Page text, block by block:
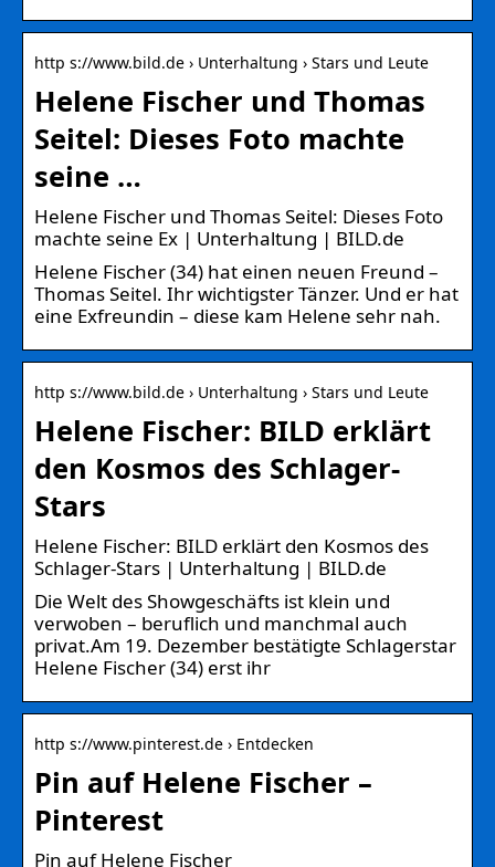
http s://www.bild.de › Unterhaltung › Stars und Leute
Helene Fischer und Thomas
Seitel: Dieses Foto machte
seine …
Helene Fischer und Thomas Seitel: Dieses Foto
machte seine Ex | Unterhaltung | BILD.de
Helene Fischer (34) hat einen neuen Freund –
Thomas Seitel. Ihr wichtigster Tänzer. Und er hat
eine Exfreundin – diese kam Helene sehr nah.
http s://www.bild.de › Unterhaltung › Stars und Leute
Helene Fischer: BILD erklärt
den Kosmos des Schlager-
Stars
Helene Fischer: BILD erklärt den Kosmos des
Schlager-Stars | Unterhaltung | BILD.de
Die Welt des Showgeschäfts ist klein und
verwoben – beruflich und manchmal auch
privat.Am 19. Dezember bestätigte Schlagerstar
Helene Fischer (34) erst ihr
http s://www.pinterest.de › Entdecken
Pin auf Helene Fischer –
Pinterest
Pin auf Helene Fischer